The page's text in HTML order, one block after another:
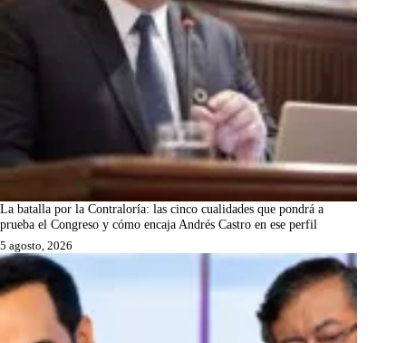
La batalla por la Contraloría: las cinco cualidades que pondrá a
prueba el Congreso y cómo encaja Andrés Castro en ese perfil
5 agosto, 2026